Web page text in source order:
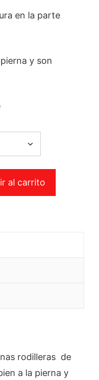
en la parte
y son
al carrito
rodilleras de
a la pierna y